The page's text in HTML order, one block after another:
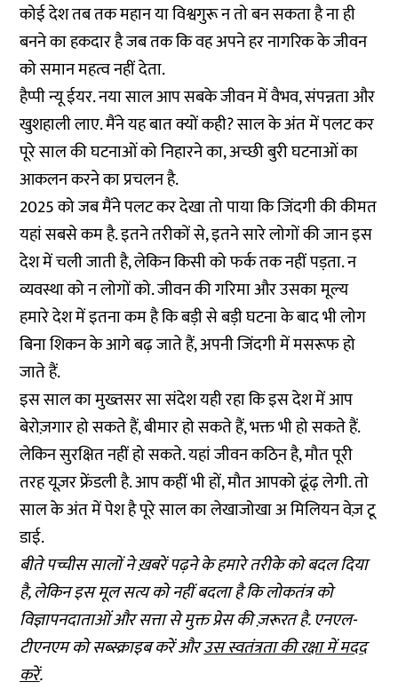
कोई देश तब तक महान या विश्वगुरू न तो बन सकता है ना ही
बनने का हकदार है जब तक कि वह अपने हर नागरिक के जीवन
को समान महत्व नहीं देता.
हैप्पी न्यू ईयर. नया साल आप सबके जीवन में वैभव, संपन्नता और
खुशहाली लाए. मैंने यह बात क्यों कही? साल के अंत में पलट कर
पूरे साल की घटनाओं को निहारने का, अच्छी बुरी घटनाओं का
आकलन करने का प्रचलन है.
2025 को जब मैंने पलट कर देखा तो पाया कि जिंदगी की कीमत
यहां सबसे कम है. इतने तरीकों से, इतने सारे लोगों की जान इस
देश में चली जाती है, लेकिन किसी को फर्क तक नहीं पड़ता. न
व्यवस्था को न लोगों को. जीवन की गरिमा और उसका मूल्य
हमारे देश में इतना कम है कि बड़ी से बड़ी घटना के बाद भी लोग
बिना शिकन के आगे बढ़ जाते हैं, अपनी जिंदगी में मसरूफ हो
जाते हैं.
इस साल का मुख्तसर सा संदेश यही रहा कि इस देश में आप
बेरोज़गार हो सकते हैं, बीमार हो सकते हैं, भक्त भी हो सकते हैं.
लेकिन सुरक्षित नहीं हो सकते. यहां जीवन कठिन है, मौत पूरी
तरह यूज़र फ्रेंडली है. आप कहीं भी हों, मौत आपको ढूंढ़ लेगी. तो
साल के अंत में पेश है पूरे साल का लेखाजोखा अ मिलियन वेज़ टू
डाई.
बीते पच्चीस सालों ने ख़बरें पढ़ने के हमारे तरीके को बदल दिया
है, लेकिन इस मूल सत्य को नहीं बदला है कि लोकतंत्र को
विज्ञापनदाताओं और सत्ता से मुक्त प्रेस की ज़रूरत है. एनएल-
टीएनएम को सब्स्क्राइब करें औरउस स्वतंत्रता की रक्षा में मदद
करें.